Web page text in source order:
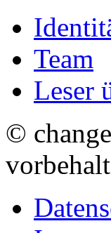
Team
Leser
©